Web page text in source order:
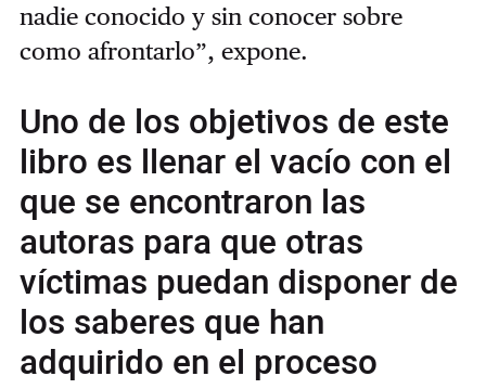
nadie conocido y sin conocer sobre
como afrontarlo”, expone.
Uno de los objetivos de este
libro es llenar el vacío con el
que se encontraron las
autoras para que otras
víctimas puedan disponer de
los saberes que han
adquirido en el proceso